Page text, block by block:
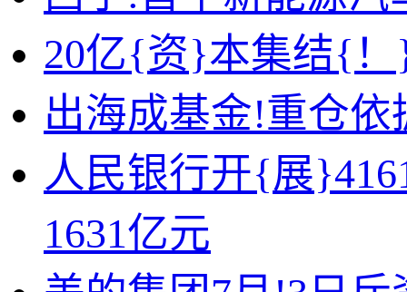
20亿{资}本集结{
出海成基金!重仓依
人民银行开{展
1631亿元